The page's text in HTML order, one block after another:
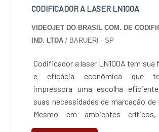
CODIFICADOR A LASER LN100A
VIDEOJET DO BRASIL COM. DE
IND. LTDA/ BARUERI - SP
Codificador a laser LN100A tem sua
e eficácia econômica que
impressora uma escolha
suas necessidades de marcação de
Mesmo em ambientes
manuseamento garante a